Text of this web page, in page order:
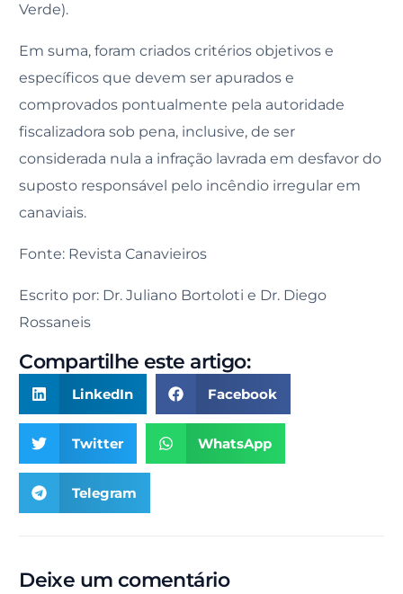
Verde).
Em suma, foram criados critérios objetivos e
específicos que devem ser apurados e
comprovados pontualmente pela autoridade
fiscalizadora sob pena, inclusive, de ser
considerada nula a infração lavrada em desfavor do
suposto responsável pelo incêndio irregular em
canaviais.
Fonte: Revista Canavieiros
Escrito por: Dr. Juliano Bortoloti e Dr. Diego
Rossaneis
Compartilhe este artigo:
LinkedIn Facebook
Twitter WhatsApp
Telegram
Deixe um comentário